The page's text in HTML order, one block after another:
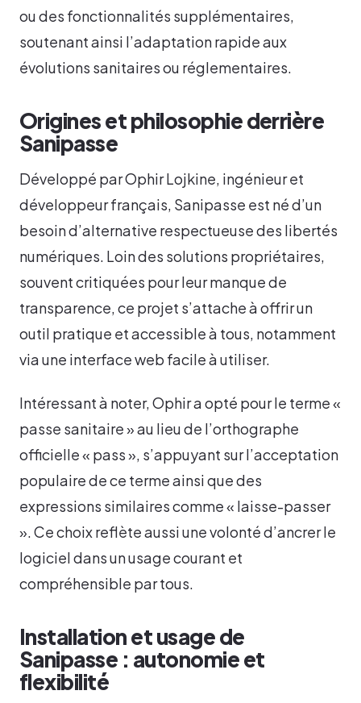
ou des fonctionnalités supplémentaires,
soutenant ainsi l’adaptation rapide aux
évolutions sanitaires ou réglementaires.
Origines et philosophie derrière
Sanipasse
Développé par Ophir Lojkine, ingénieur et
développeur français, Sanipasse est né d’un
besoin d’alternative respectueuse des libertés
numériques. Loin des solutions propriétaires,
souvent critiquées pour leur manque de
transparence, ce projet s’attache à offrir un
outil pratique et accessible à tous, notamment
via une interface web facile à utiliser.
Intéressant à noter, Ophir a opté pour le terme «
passe sanitaire » au lieu de l’orthographe
officielle « pass », s’appuyant sur l’acceptation
populaire de ce terme ainsi que des
expressions similaires comme « laisse-passer
». Ce choix reflète aussi une volonté d’ancrer le
logiciel dans un usage courant et
compréhensible par tous.
Installation et usage de
Sanipasse : autonomie et
flexibilité